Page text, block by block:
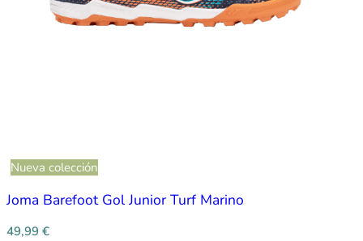
Nueva colección
Joma Barefoot Gol Junior Turf Marino
49,99 €